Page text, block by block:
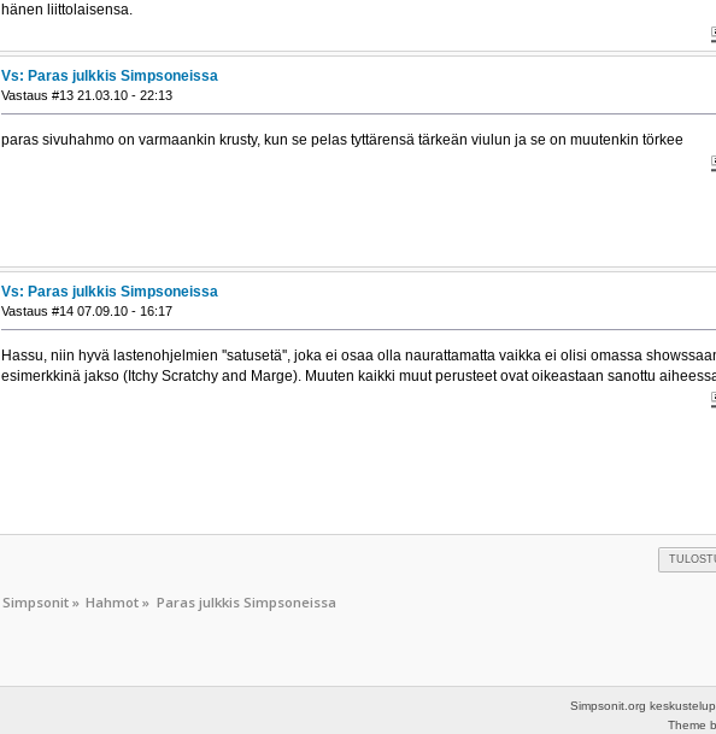
hänen liittolaisensa.
Vs: Paras julkkis Simpsoneissa
Vastaus #13 21.03.10 - 22:13
paras sivuhahmo on varmaankin krusty, kun se pelas tyttärensä tärkeän viulun ja se on muutenkin törkee
Vs: Paras julkkis Simpsoneissa
Vastaus #14 07.09.10 - 16:17
Hassu, niin hyvä lastenohjelmien ''satusetä'', joka ei osaa olla naurattamatta vaikka ei olisi omassa
esimerkkinä jakso (Itchy Scratchy and Marge). Muuten kaikki muut perusteet ovat oikeastaan sanottu
Simpsonit» Hahmot » Paras julkkis Simpsoneissa
Simpsonit.org
Theme